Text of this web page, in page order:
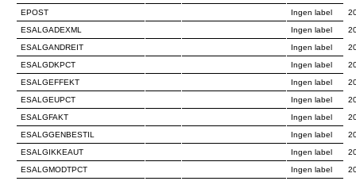
EPOST
Ingen label
ESALGADEXML
Ingen label
ESALGANDREIT
Ingen label
ESALGDKPCT
Ingen label
ESALGEFFEKT
Ingen label
ESALGEUPCT
Ingen label
ESALGFAKT
Ingen label
ESALGGENBESTIL
Ingen label
ESALGIKKEAUT
Ingen label
ESALGMODTPCT
Ingen label